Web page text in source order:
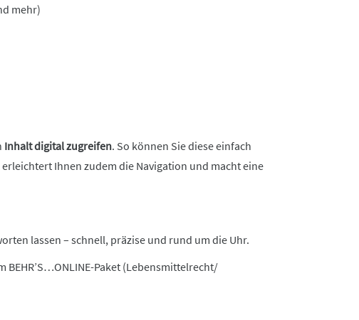
mehr)
Inhalt digital zugreifen. So können Sie diese einfach
Ihnen zudem die Navigation und macht eine
lassen – schnell, präzise und rund um die Uhr.
BEHR’S…ONLINE-Paket (Lebensmittelrecht/